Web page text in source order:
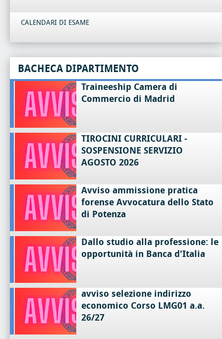
CALENDARI DI ESAME
BACHECA DIPARTIMENTO
Traineeship Camera di
Commercio di Madrid
TIROCINI CURRICULARI -
SOSPENSIONE SERVIZIO
AGOSTO 2026
Avviso ammissione pratica
forense Avvocatura dello Stato
di Potenza
Dallo studio alla professione: le
opportunità in Banca d'Italia
avviso selezione indirizzo
economico Corso LMG01 a.a.
26/27